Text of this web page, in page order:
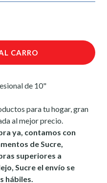
CARRO
de 10"
para tu hogar, gran
al mejor precio.
ya, contamos con
de Sucre,
superiores a
Sucre el envío se
hábiles.